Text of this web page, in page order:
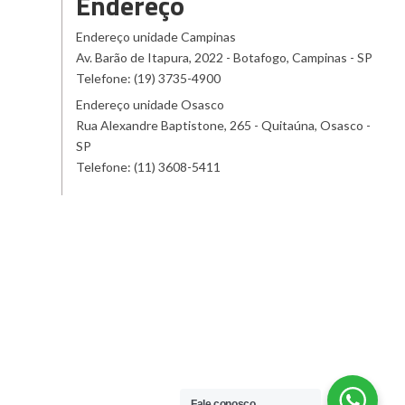
Endereço unidade Campinas
Av. Barão de Itapura, 2022 - Botafogo, Campinas - SP
Telefone: (19) 3735-4900
Endereço unidade Osasco
Rua Alexandre Baptistone, 265 - Quitaúna, Osasco -
SP
Telefone: (11) 3608-5411